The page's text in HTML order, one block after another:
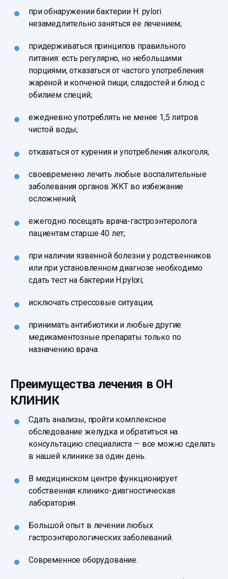
при обнаружении бактерии H. pylori
незамедлительно заняться ее лечением;
придерживаться принципов правильного
питания: есть регулярно, но небольшими
порциями, отказаться от частого употребления
жареной и копченой пищи, сладостей и блюд с
обилием специй;
ежедневно употреблять не менее 1,5 литров
чистой воды;
отказаться от курения и употребления алкоголя;
своевременно лечить любые воспалительные
заболевания органов ЖКТ во избежание
осложнений;
ежегодно посещать врача-гастроэнтеролога
пациентам старше 40 лет;
при наличии язвенной болезни у родственников
или при установленном диагнозе необходимо
сдать тест на бактерии H.pylori;
исключать стрессовые ситуации;
принимать антибиотики и любые другие
медикаментозные препараты только по
назначению врача.
Преимущества лечения в ОН
КЛИНИК
Сдать анализы, пройти комплексное
обследование желудка и обратиться на
консультацию специалиста — все можно сделать
в нашей клинике за один день.
В медицинском центре функционирует
собственная клинико-диагностическая
лаборатория.
Большой опыт в лечении любых
гастроэнтерологических заболеваний.
Современное оборудование.